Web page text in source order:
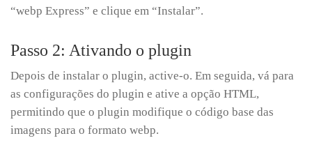
“webp Express” e clique em “Instalar”.
Passo 2: Ativando o plugin
Depois de instalar o plugin, active-o. Em seguida, vá para
as configurações do plugin e ative a opção HTML,
permitindo que o plugin modifique o código base das
imagens para o formato webp.